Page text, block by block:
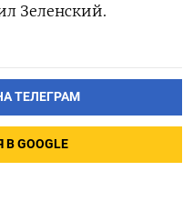
Зеленский.
ТЕЛЕГРАМ
GOOGLE